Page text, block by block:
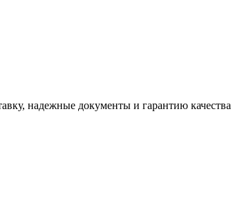
надежные документы и гарантию качества